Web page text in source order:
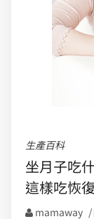
生產百科
坐月子吃
這樣吃恢
mamaway /